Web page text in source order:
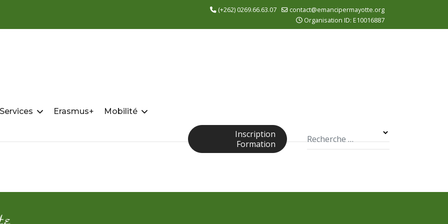
(+262) 0269.66.63.07
contact@emancipermayotte.org
Organisation ID: E10016887
Erasmus+ Mobilité
Inscription
Formation
Rechercher